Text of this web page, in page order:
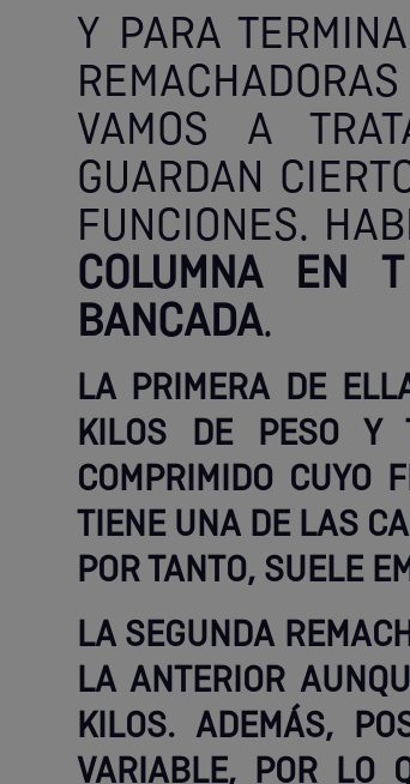
Y PARA
VAMOS A
GUARDAN
FUNCIONES.
COLUMNA EN T
BANCADA.
LA PRIMERA DE
KILOS DE PESO Y
COMPRIMIDO CUYO
TIENE UNA DE LAS
POR TANTO, SUELE
LA SEGUNDA
LA ANTERIOR
KILOS. ADEMÁS,
VARIABLE, POR LO